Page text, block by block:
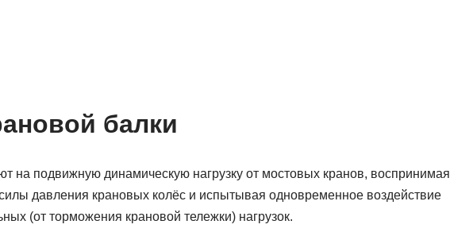
балки
на подвижную динамическую нагрузку от мостовых кранов, воспри­нимая
давления крановых колёс и испытывая одновременное воздейст­вие
(от торможения крановой тележки) нагрузок.